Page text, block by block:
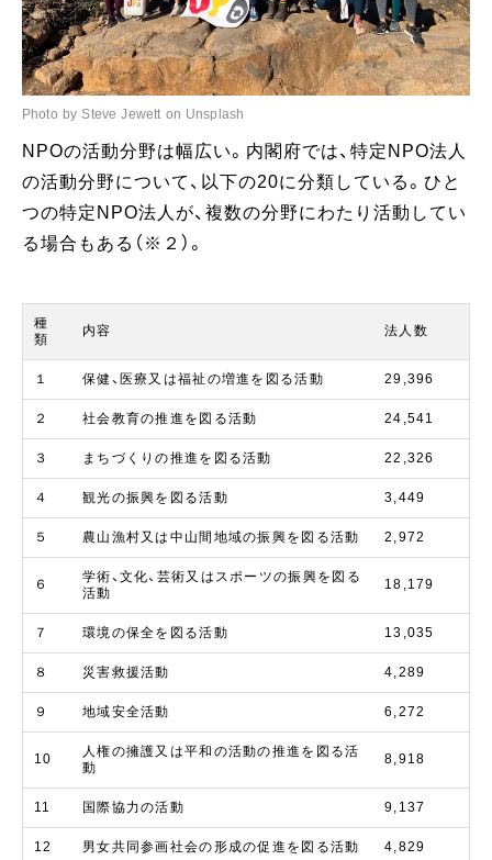
Photo by Steve Jewett on Unsplash
NPOの活動分野は幅広い。内閣府では、特定NPO法人
の活動分野について、以下の20に分類している。ひと
つの特定NPO法人が、複数の分野にわたり活動してい
る場合もある（※２）。
種
類
内容 法人数
１ 保健、医療又は福祉の増進を図る活動 29,396
２ 社会教育の推進を図る活動 24,541
３ まちづくりの推進を図る活動 22,326
４ 観光の振興を図る活動 3,449
５ 農山漁村又は中山間地域の振興を図る活動 2,972
６
学術、文化、芸術又はスポーツの振興を図る
活動
18,179
７ 環境の保全を図る活動 13,035
８ 災害救援活動 4,289
９ 地域安全活動 6,272
10
人権の擁護又は平和の活動の推進を図る活
動
8,918
11 国際協力の活動 9,137
12 男女共同参画社会の形成の促進を図る活動 4,829